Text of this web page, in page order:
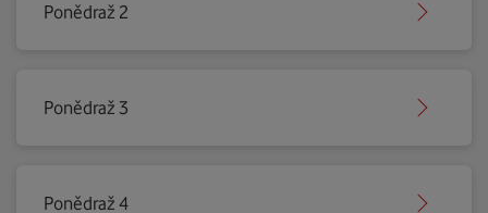
Ponědraž 2
Ponědraž 3
Ponědraž 4